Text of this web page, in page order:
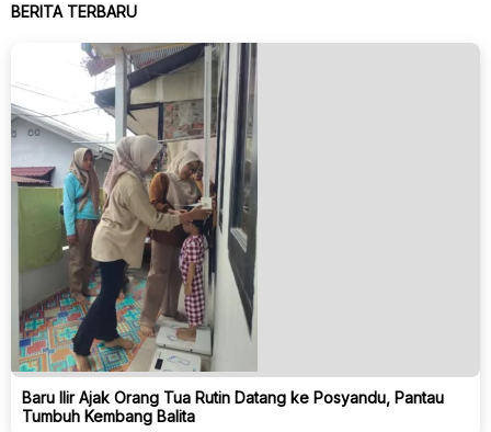
BERITA TERBARU
Baru Ilir Ajak Orang Tua Rutin Datang ke Posyandu, Pantau
Tumbuh Kembang Balita